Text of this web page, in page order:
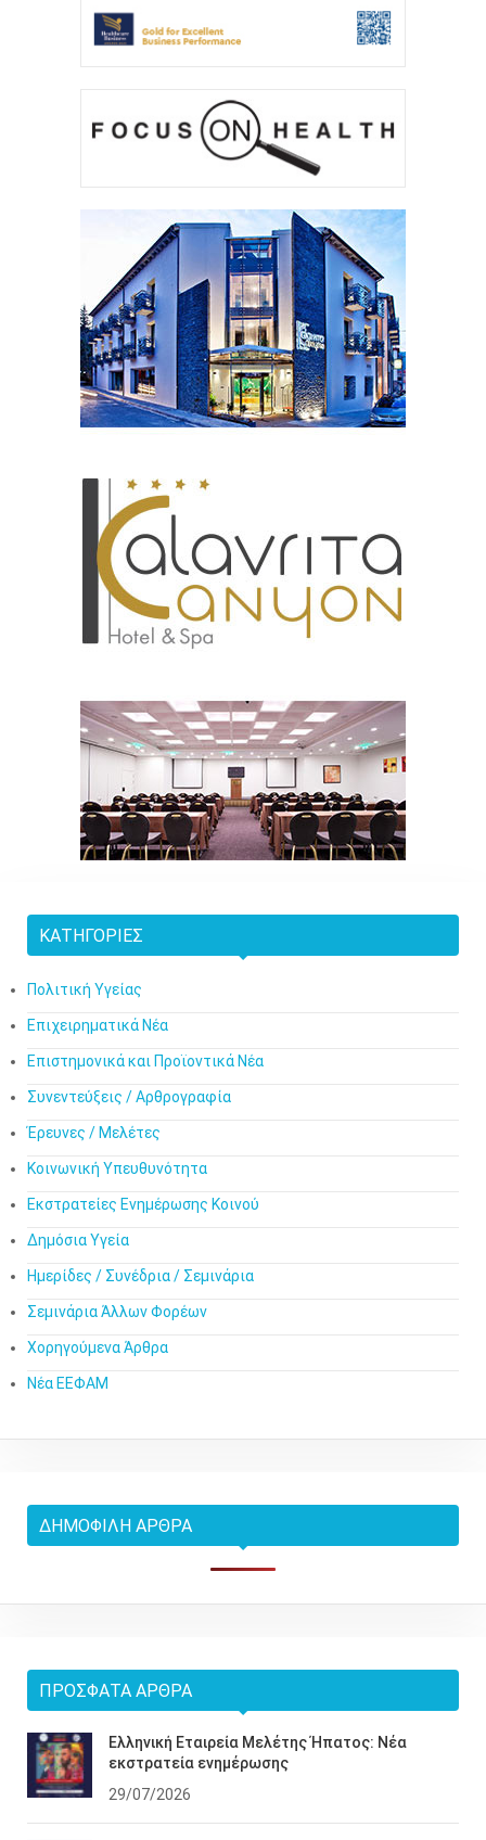
ΚΑΤΗΓΟΡΊΕΣ
Πολιτική Υγείας
Επιχειρηματικά Νέα
Επιστημονικά και Προϊοντικά Νέα
Συνεντεύξεις / Αρθρογραφία
Έρευνες / Μελέτες
Κοινωνική Υπευθυνότητα
Εκστρατείες Ενημέρωσης Κοινού
Δημόσια Υγεία
Ημερίδες / Συνέδρια / Σεμινάρια
Σεμινάρια Άλλων Φορέων
Χορηγούμενα Άρθρα
Νέα ΕΕΦΑΜ
ΔΗΜΟΦΙΛΉ ΆΡΘΡΑ
ΠΡΌΣΦΑΤΑ ΆΡΘΡΑ
Ελληνική Εταιρεία Μελέτης Ήπατος: Νέα
εκστρατεία ενημέρωσης
29/07/2026